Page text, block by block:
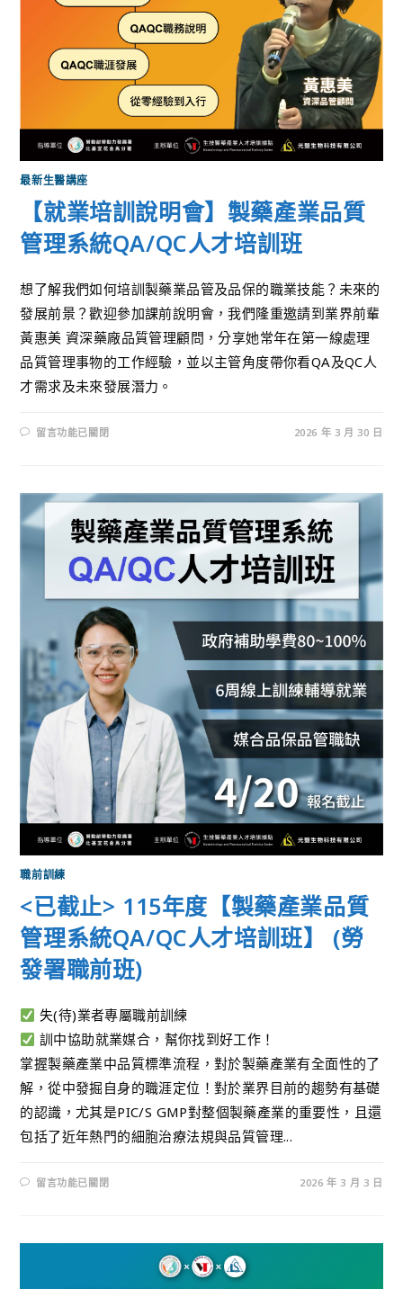
最新生醫講座
【就業培訓說明會】製藥產業品質
管理系統QA/QC人才培訓班
想了解我們如何培訓製藥業品管及品保的職業技能？未來的
發展前景？歡迎參加課前說明會，我們隆重邀請到業界前輩
黃惠美 資深藥廠品質管理顧問，分享她常年在第一線處理
品質管理事物的工作經驗，並以主管角度帶你看QA及QC人
才需求及未來發展潛力。
留言功能已關閉 2026 年 3 月 30 日
職前訓練
<已截止> 115年度【製藥產業品質
管理系統QA/QC人才培訓班】 (勞
發署職前班)
失(待)業者專屬職前訓練
訓中協助就業媒合，幫你找到好工作！
掌握製藥產業中品質標準流程，對於製藥產業有全面性的了
解，從中發掘自身的職涯定位！對於業界目前的趨勢有基礎
的認識，尤其是PIC/S GMP對整個製藥產業的重要性，且還
包括了近年熱門的細胞治療法規與品質管理...
留言功能已關閉 2026 年 3 月 3 日